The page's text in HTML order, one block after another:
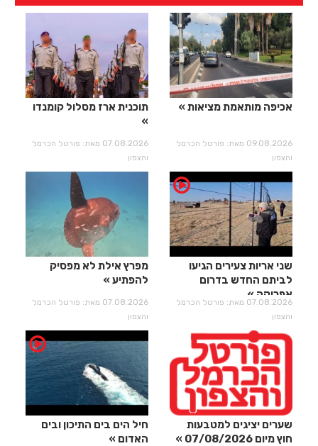
אכיפה מותאמת מציאות
09.08.2026 מאת: פורטל הכרמל
והצפון
תוכנית ארז מסלול קומנדו
07.08.2026 מאת: פורטל הכרמל
והצפון
שני אריות צעירים הגיעו
לביתם החדש בדרום
אפריקה
07.08.2026 מאת: פורטל הכרמל
והצפון
מפרץ אילת לא מפסיק
להפתיע
07.08.2026 מאת: פורטל הכרמל
והצפון
שערים יציגים למטבעות
חוץ מיום 07/08/2026
חיל הים בים התיכון ובים
האדום